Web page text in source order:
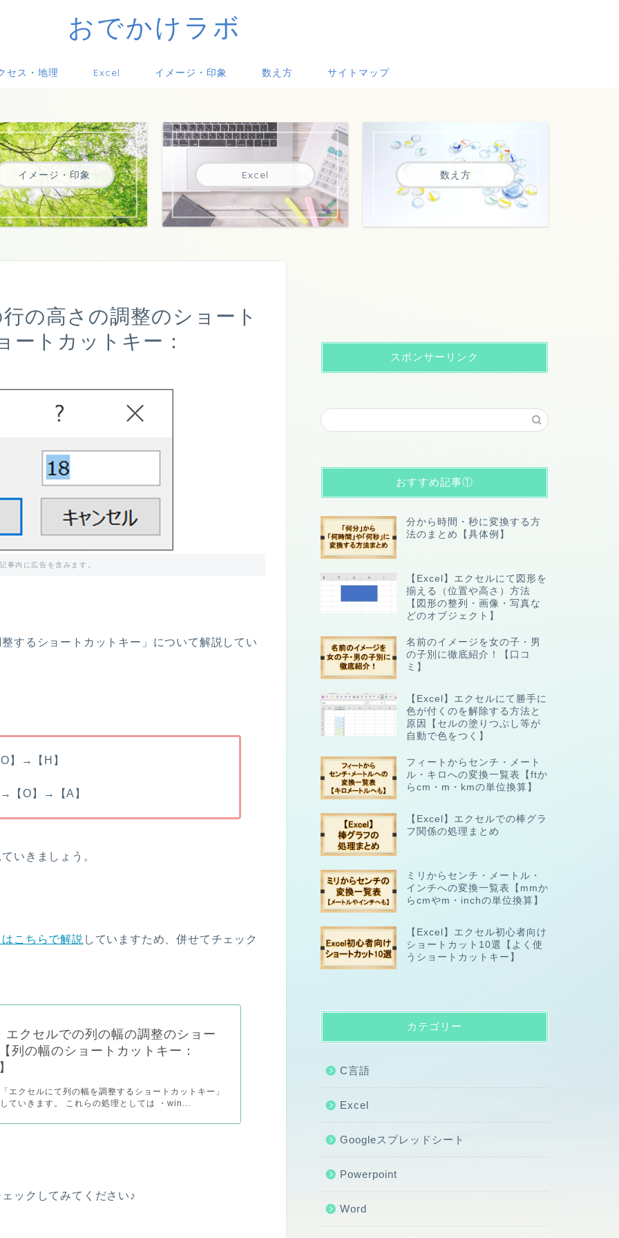
おでかけラボ
セス・地理 Excel イメージ・印象 数え方 サイトマップ
イメージ・印象 Excel 数え方
の高さの調整のショート
ートカットキー：
事内に広告を含みます。
するショートカットキー」について解説してい
】→【H】
【O】→【A】
いきましょう。
こちらで解説 していますため、併せてチェック
エクセルでの列の幅の調整のショー
列の幅のショートカットキー：
エクセルにて列の幅を調整するショートカットキー」
ていきます。 これらの処理としては ・win...
ックしてみてください♪
スポンサーリンク
おすすめ記事①
分から時間・秒に変換する方
法のまとめ【具体例】
【Excel】エクセルにて図形を
揃える（位置や高さ）方法
【図形の整列・画像・写真な
どのオブジェクト】
名前のイメージを女の子・男
の子別に徹底紹介！【口コ
ミ】
【Excel】エクセルにて勝手に
色が付くのを解除する方法と
原因【セルの塗りつぶし等が
自動で色をつく】
フィートからセンチ・メート
ル・キロへの変換一覧表【ftか
らcm・m・kmの単位換算】
【Excel】エクセルでの棒グラ
フ関係の処理まとめ
ミリからセンチ・メートル・
インチへの変換一覧表【mmか
らcmやm・inchの単位換算】
【Excel】エクセル初心者向け
ショートカット10選【よく使
うショートカットキー】
カテゴリー
C言語
Excel
Googleスプレッドシート
Powerpoint
Word